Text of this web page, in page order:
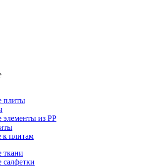
плиты
из PP
плитам
ткани
салфетки